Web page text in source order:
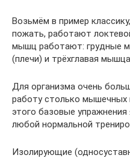
Возьмём в пример
пожать, работают
мышц работают: грудные
(плечи) и трёхглавая
Для организма очень
работу столько мышечных
этого базовые
любой нормальной
Изолирующие